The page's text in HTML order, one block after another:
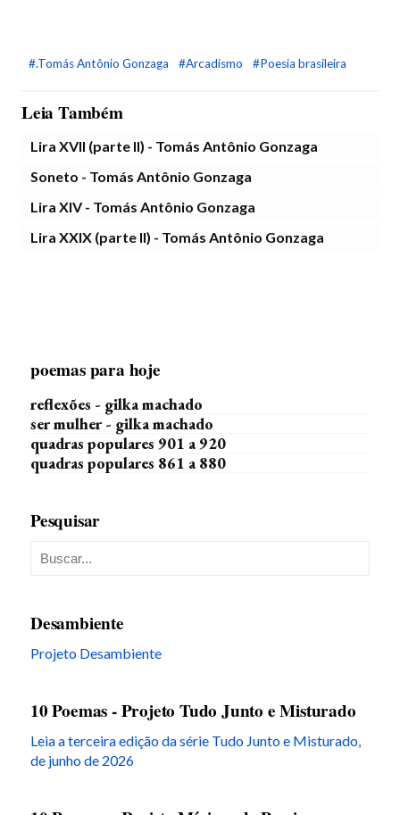
#.Tomás Antônio Gonzaga #Arcadismo #Poesia brasileira
Leia Também
Lira XVII (parte II) - Tomás Antônio Gonzaga
Soneto - Tomás Antônio Gonzaga
Lira XIV - Tomás Antônio Gonzaga
Lira XXIX (parte II) - Tomás Antônio Gonzaga
poemas para hoje
reflexões - gilka machado
ser mulher - gilka machado
quadras populares 901 a 920
quadras populares 861 a 880
Pesquisar
Desambiente
Projeto Desambiente
10 Poemas - Projeto Tudo Junto e Misturado
Leia a terceira edição da série Tudo Junto e Misturado,
de junho de 2026